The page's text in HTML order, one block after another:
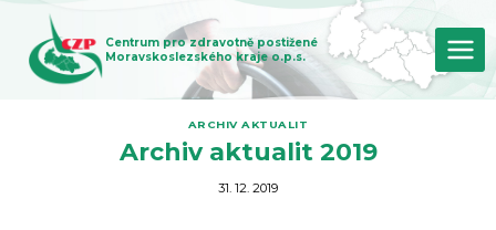
Přeskočit
obsah
Centrum pro zdravotně postižené
Moravskoslezského kraje o.p.s.
ARCHIV AKTUALIT
Archiv aktualit 2019
31. 12. 2019